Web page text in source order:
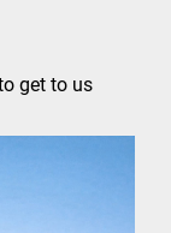
get to us